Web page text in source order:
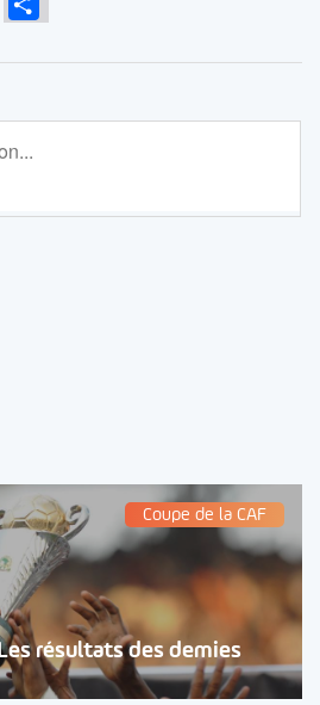
Coupe de la CAF
résultats des demies